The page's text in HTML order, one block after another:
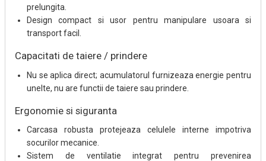
prelungita.
Design compact si usor pentru manipulare usoara si
transport facil.
Capacitati de taiere / prindere
Nu se aplica direct; acumulatorul furnizeaza energie pentru
unelte, nu are functii de taiere sau prindere.
Ergonomie si siguranta
Carcasa robusta protejeaza celulele interne impotriva
socurilor mecanice.
Sistem de ventilatie integrat pentru prevenirea